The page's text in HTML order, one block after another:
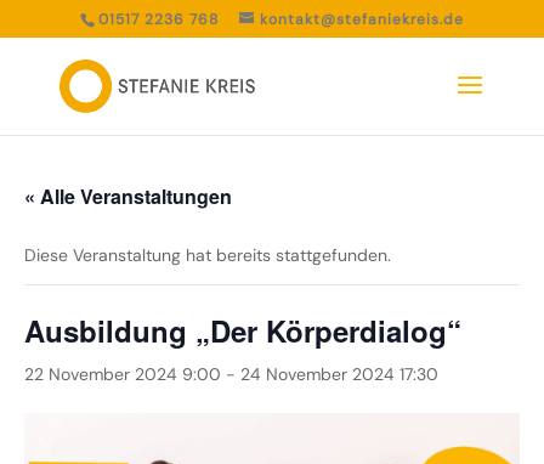
01517 2236 768 kontakt@stefaniekreis.de
« Alle Veranstaltungen
Diese Veranstaltung hat bereits stattgefunden.
Ausbildung „Der Körperdialog“
22 November 2024 9:00 - 24 November 2024 17:30